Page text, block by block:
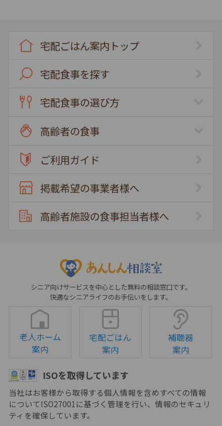
宅配ごはん案内トップ
宅配食事を探す
宅配食事の選び方
高齢者の食事
ご利用ガイド
掲載希望の事業者様へ
高齢者施設の食事担当者様へ
シニア向けサービスを中心とした無料の相談窓口です。
快適なシニアライフのお手伝いをします。
老人ホーム
案内
宅配ごはん
案内
補聴器
案内
ISOを取得しています
当社はお客様から取得する個人情報を含めすべての情報
についてISO27001に基づく管理を行い、情報のセキュリ
ティを確保しています。